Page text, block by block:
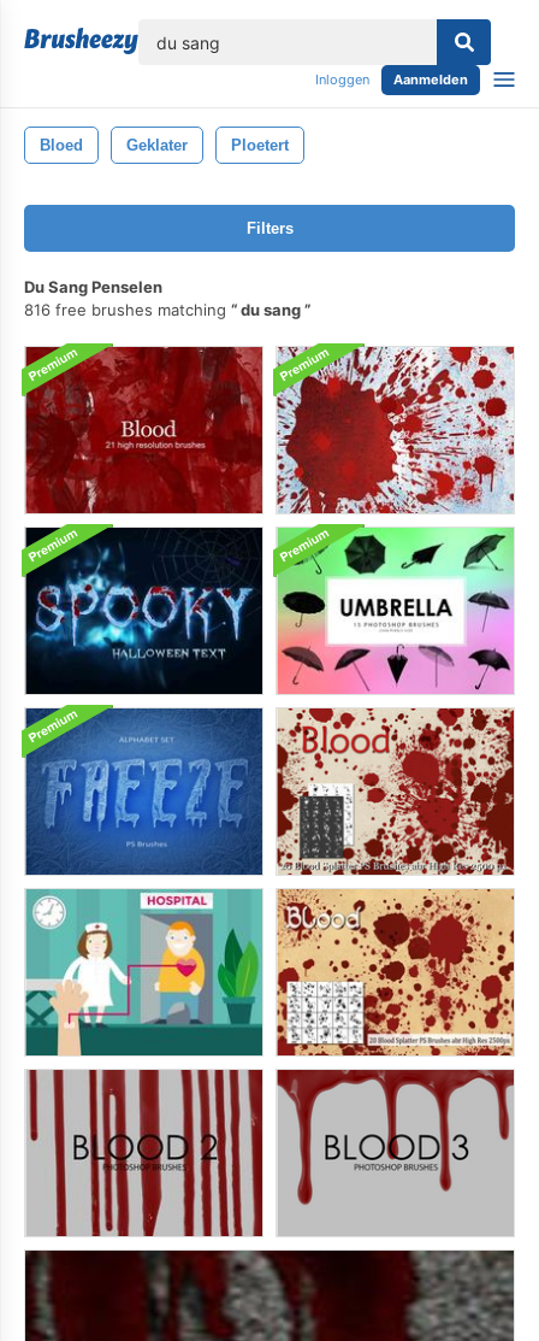
Inloggen Aanmelden
Bloed Geklater Ploetert
Filters
Du Sang Penselen
816 free brushes matching
du sang